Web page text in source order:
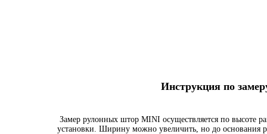
Инструкция по
Замер рулонных штор MINI осуществляется по высоте
установки. Ширину можно увеличить, но до основания